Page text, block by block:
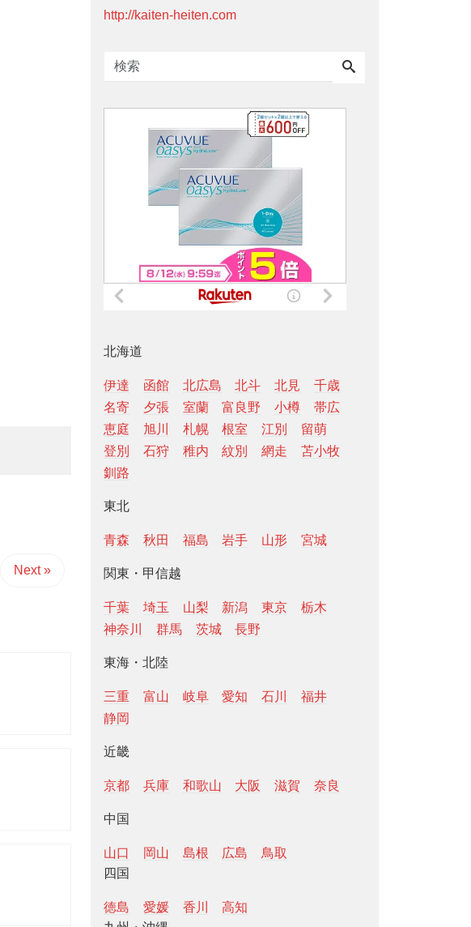
Next »
http://kaiten-heiten.com
北海道
伊達 函館 北広島 北斗 北見
千歳
名寄
夕張 室蘭 富良野 小樽
帯広
恵庭
旭川 札幌 根室 江別
留萌
登別
石狩 稚内 紋別 網走
苫小牧
釧路
東北
青森 秋田 福島 岩手 山形 宮城
関東・甲信越
千葉 埼玉 山梨 新潟 東京
栃木
神奈川
群馬 茨城 長野
東海・北陸
三重 富山 岐阜 愛知 石川
福井
静岡
近畿
京都 兵庫 和歌山 大阪 滋賀 奈良
中国
山口 岡山 島根 広島
鳥取
四国
徳島 愛媛 香川
高知